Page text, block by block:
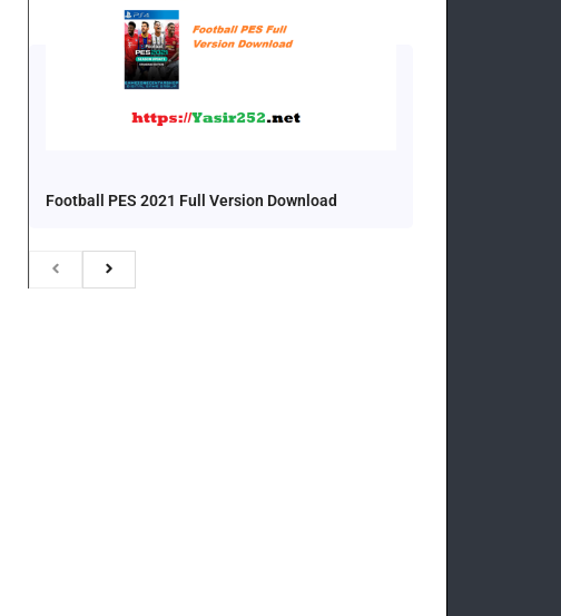
Football PES 2021 Full Version Download